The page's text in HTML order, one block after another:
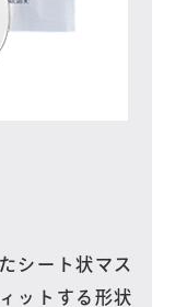
シート状マス
ットする形状